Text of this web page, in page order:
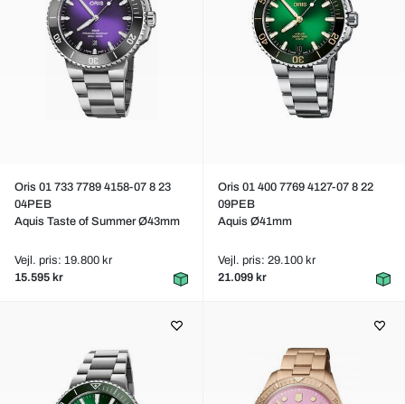
Oris 01 733 7789 4158-07 8 23
04PEB
Aquis Taste of Summer Ø43mm
Vejl. pris: 19.800 kr
15.595 kr
Oris 01 400 7769 4127-07 8 22
09PEB
Aquis Ø41mm
Vejl. pris: 29.100 kr
21.099 kr